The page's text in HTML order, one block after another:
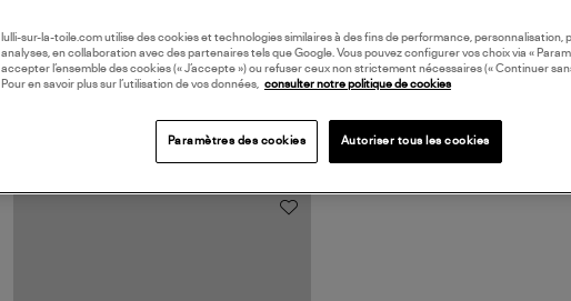
lulli-sur-la-toile.com utilise des cookies et technologies similaires à des fins de performance, personnalisation,
analyses, en collaboration avec des partenaires tels que Google. Vous pouvez configurer vos choix via «
accepter l’ensemble des cookies (« J’accepte ») ou refuser ceux non strictement nécessaires (« Continuer
Pour en savoir plus sur l’utilisation de vos données,
consulter notre politique de cookies
Paramètres des cookies Autoriser tous les cookies